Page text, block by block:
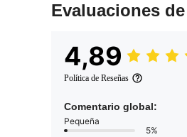
Evaluaciones
4,89
Política de Reseñas
Comentario global:
Pequeña
5%